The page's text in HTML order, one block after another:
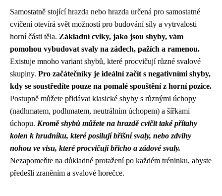
Samostatně stojící hrazda nebo hrazda určená pro samostatné
cvičení otevírá svět možností pro budování síly a vytrvalosti
horní části těla. Základní cviky, jako jsou shyby, vám
pomohou vybudovat svaly na zádech, pažích a ramenou.
Existuje mnoho variant shybů, které procvičují různé svalové
skupiny. Pro začátečníky je ideální začít s negativními shyby,
kdy se soustředíte pouze na pomalé spouštění z horní pozice.
Postupně můžete přidávat klasické shyby s různými úchopy
(nadhmatem, podhmatem, neutrálním úchopem) a šířkami
úchopu. Kromě shybů můžete na hrazdě cvičit také přítahy
kolen k hrudníku, které posilují břišní svaly, nebo zdvihy
nohou ve visu, které procvičují břicho a zádové svaly.
Nezapomeňte na důkladné protažení po každém tréninku, abyste
předešli zraněním a svalové horečce.